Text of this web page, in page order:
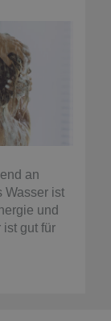
an
Wasser ist
und
gut für